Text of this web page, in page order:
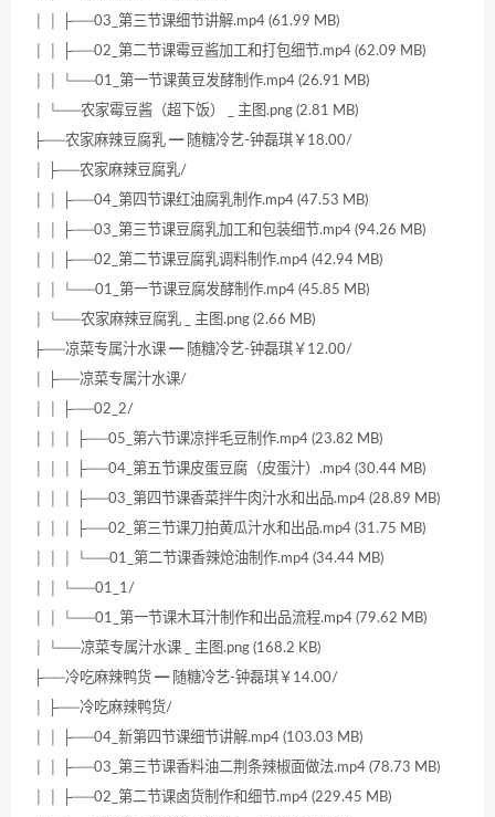
│ │ ├──03_第三节课细节讲解.mp4 (61.99 MB)
│ │ ├──02_第二节课霉豆酱加工和打包细节.mp4 (62.09 MB)
│ │ └──01_第一节课黄豆发酵制作.mp4 (26.91 MB)
│ └──农家霉豆酱（超下饭） _ 主图.png (2.81 MB)
├──农家麻辣豆腐乳 ━ 随糖冷艺-钟磊琪￥18.00/
│ ├──农家麻辣豆腐乳/
│ │ ├──04_第四节课红油腐乳制作.mp4 (47.53 MB)
│ │ ├──03_第三节课豆腐乳加工和包装细节.mp4 (94.26 MB)
│ │ ├──02_第二节课豆腐乳调料制作.mp4 (42.94 MB)
│ │ └──01_第一节课豆腐发酵制作.mp4 (45.85 MB)
│ └──农家麻辣豆腐乳 _ 主图.png (2.66 MB)
├──凉菜专属汁水课 ━ 随糖冷艺-钟磊琪￥12.00/
│ ├──凉菜专属汁水课/
│ │ ├──02_2/
│ │ │ ├──05_第六节课凉拌毛豆制作.mp4 (23.82 MB)
│ │ │ ├──04_第五节课皮蛋豆腐（皮蛋汁）.mp4 (30.44 MB)
│ │ │ ├──03_第四节课香菜拌牛肉汁水和出品.mp4 (28.89 MB)
│ │ │ ├──02_第三节课刀拍黄瓜汁水和出品.mp4 (31.75 MB)
│ │ │ └──01_第二节课香辣炝油制作.mp4 (34.44 MB)
│ │ └──01_1/
│ │ └──01_第一节课木耳汁制作和出品流程.mp4 (79.62 MB)
│ └──凉菜专属汁水课 _ 主图.png (168.2 KB)
├──冷吃麻辣鸭货 ━ 随糖冷艺-钟磊琪￥14.00/
│ ├──冷吃麻辣鸭货/
│ │ ├──04_新第四节课细节讲解.mp4 (103.03 MB)
│ │ ├──03_第三节课香料油二荆条辣椒面做法.mp4 (78.73 MB)
│ │ ├──02_第二节课卤货制作和细节.mp4 (229.45 MB)